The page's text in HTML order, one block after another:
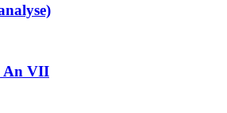
An VII